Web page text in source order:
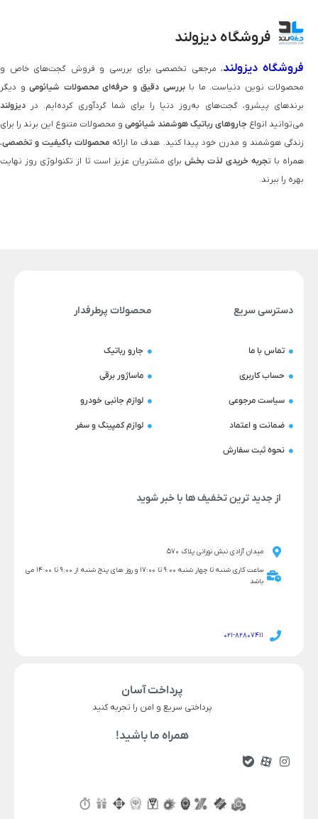
فروشگاه دیزولند
فروشگاه دیزولند، مرجعی تخصصی برای بررسی و فروش گجت‌های خاص و
محصولات نوین دنیاست. ما بابررسی دقیق و حرفه‌ای محصولات شیائومی و دیگر
برندهای پیشرو، گجت‌های به‌روز دنیا را برای شما گردآوری کرده‌ایم. در دیزولند
می‌توانید انواع جاروهای رباتیک هوشمند شیائومی و محصولات متنوع این برند را برای
زندگی هوشمند و مدرن خود پیدا کنید. هدف ما ارائه محصولات باکیفیت و تخصصی،
همراه با تجربه خریدی لذت‌ بخشبرای مشتریان عزیز است تا از تکنولوژی روز نهایت
بهره را ببرند.
دسترسی سریع
تماس با ما
حساب کاربری
سیاست مرجوعی
ضمانت و اعتماد
نحوه ثبت سفارش
محصولات پرطرفدار
جارو رباتیک
ماساژور برقی
لوازم جانبی خودرو
لوازم کمپینگ و سفر
از جدید ترین تخفیف ها با خبر شوید
میدان آزادی نبش نورانی پلاک 570
ساعت کاری شنبه تا چهار شنبه 9:00 تا 17:00 و روز های پنج شنبه از 9:00 تا 14:00 می
باشد
021-82807411
پرداخت آسان
پرداختی سریع و امن را تجربه کنید
همراه ما باشید!